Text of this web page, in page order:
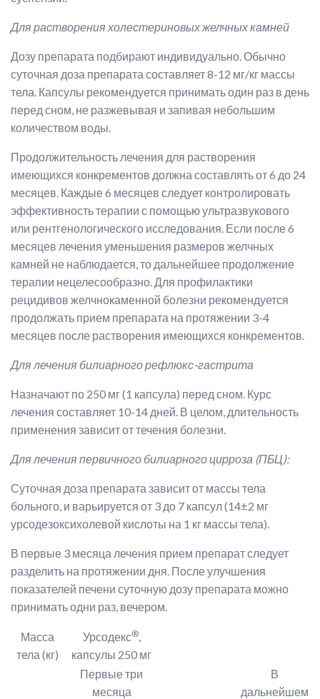
Для растворения холестериновых желчных камней
Дозу препарата подбирают индивидуально. Обычно
суточная доза препарата составляет 8-12 мг/кг массы
тела. Капсулы рекомендуется принимать один раз в день
перед сном, не разжевывая и запивая небольшим
количеством воды.
Продолжительность лечения для растворения
имеющихся конкрементов должна составлять от 6 до 24
месяцев. Каждые 6 месяцев следует контролировать
эффективность терапии с помощью ультразвукового
или рентгенологического исследования. Если после 6
месяцев лечения уменьшения размеров желчных
камней не наблюдается, то дальнейшее продолжение
терапии нецелесообразно. Для профилактики
рецидивов желчнокаменной болезни рекомендуется
продолжать прием препарата на протяжении 3-4
месяцев после растворения имеющихся конкрементов.
Для лечения билиарного рефлюкс-гастрита
Назначают по 250 мг (1 капсула) перед сном. Курс
лечения составляет 10-14 дней. В целом, длительность
применения зависит от течения болезни.
Для лечения первичного билиарного цирроза (ПБЦ):
Суточная доза препарата зависит от массы тела
больного, и варьируется от 3 до 7 капсул (14±2 мг
урсодезоксихолевой кислоты на 1 кг массы тела).
В первые 3 месяца лечения прием препарат следует
разделить на протяжении дня. После улучшения
показателей печени суточную дозу препарата можно
принимать одни раз, вечером.
Масса
тела (кг)
Урсодекс®,
капсулы 250 мг
Первые три
месяца
В
дальнейшем